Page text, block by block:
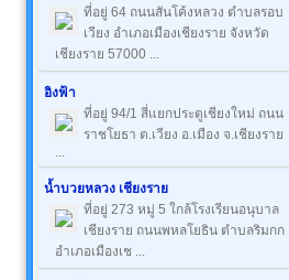
ที่อยู่ 64 ถนนสันโค้งหลวง ตำบลรอบ
เวียง อำเภอเมืองเชียงราย จังหวัด
เชียงราย 57000 ...
อิงฟ้า
ที่อยู่ 94/1 สี่แยกประตูเชียงใหม่ ถนน
ราชโยธา ต.เวียง อ.เมือง จ.เชียงราย
...
น้ำบวยหลวง เชียงราย
ที่อยู่ 273 หมู่ 5 ใกล้โรงเรียนอนุบาล
เชียงราย ถนนพหลโยธิน ตำบลริมกก
อำเภอเมืองเช ...